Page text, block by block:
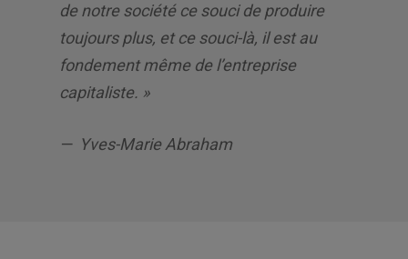
de notre société ce souci de produire
toujours plus, et ce souci-là, il est au
fondement même de l’entreprise
capitaliste. »
— Yves-Marie Abraham